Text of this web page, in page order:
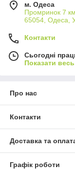
м. Одеса
Промринок 7
65054, Одеса,
Контакти
Сьогодні
Показати
Про нас
Контакти
Доставка та
Графік роботи